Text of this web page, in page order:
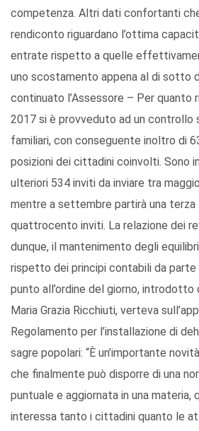
competenza. Altri dati confortanti
rendiconto riguardano l’ottima
entrate rispetto a quelle
uno scostamento appena al di sotto
continuato l’Assessore – Per quanto
2017 si è provveduto ad un controllo
familiari, con conseguente inoltro di
posizioni dei cittadini coinvolti. Sono
ulteriori 534 inviti da inviare tra
mentre a settembre partirà una terza
quattrocento inviti. La relazione dei
dunque, il mantenimento degli
rispetto dei principi contabili da parte
punto all’ordine del giorno, introdotto
Maria Grazia Ricchiuti, verteva
Regolamento per l’installazione di
sagre popolari: “È un’importante
che finalmente può disporre di una
puntuale e aggiornata in una materia,
interessa tanto i cittadini quanto le